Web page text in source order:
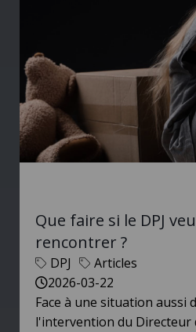
Que faire si le DPJ
rencontrer ?
DPJ
Articles
2026-03-22
Face à une situation aussi
l'intervention du Directeur